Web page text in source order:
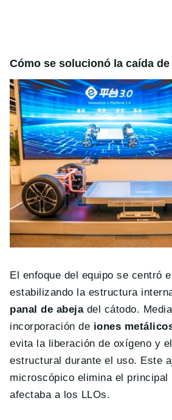
Cómo se solucionó la caída
El enfoque del equipo se centró
estabilizando la estructura
panal de abejadel cátodo.
incorporación de iones
evita la liberación de oxígeno y
estructural durante el uso. Este
microscópico elimina el principal
afectaba a los LLOs.